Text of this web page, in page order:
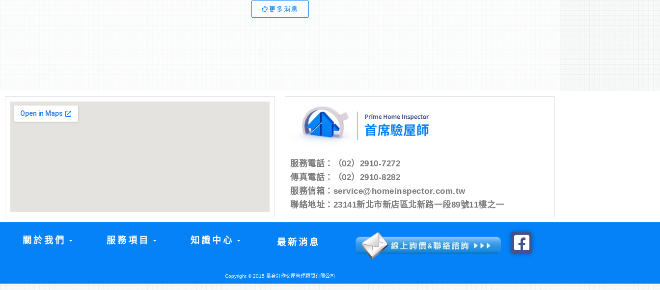
更多消息
服務電話：
（02）2910-7272
傳真電話：（02）2910-8282
服務信箱： service@homeinspector.com.tw
聯絡地址：23141新北市新店區北新路一段89號11樓之一
關於我們 服務項目 知識中心 最新消息
Copyright © 2015 量身訂作交屋管理顧問有限公司